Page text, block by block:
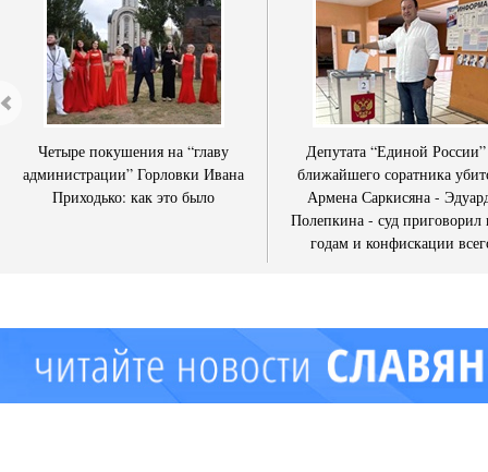
Четыре покушения на “главу
администрации” Горловки Ивана
Приходько: как это было
Депутата “Единой
ближайшего соратника
Армена Саркисяна -
Полепкина - суд приговорил
годам и конфискации